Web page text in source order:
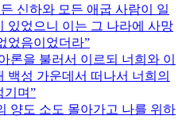
신하와 모든 애굽 사람이 일
있었으니 이는 그 나라에 사망
었음이었더라
론을 불러서 이르되 너희와 이
백성 가운데서 떠나서 너희의
기며
양도 소도 몰아가고 나를 위하